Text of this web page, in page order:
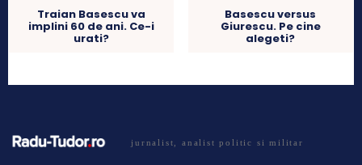
Traian Basescu va
implini 60 de ani. Ce-i
urati?
Basescu versus
Giurescu. Pe cine
alegeti?
jurnalist, analist politic si militar